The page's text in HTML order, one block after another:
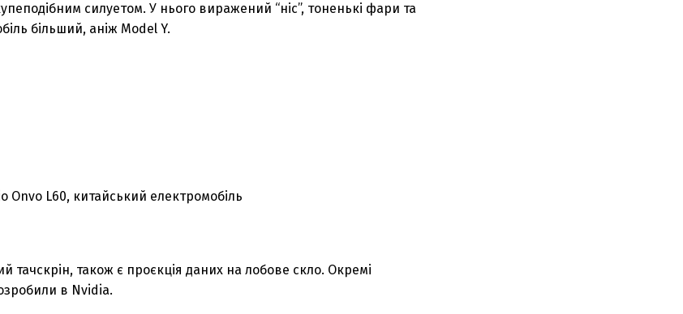
силуетом. У нього виражений “ніс”, тоненькі фари та
більший, аніж Model Y.
також є проєкція даних на лобове скло. Окремі
в Nvidia.